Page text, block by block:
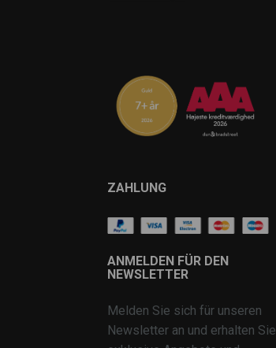
ZAHLUNG
ANMELDEN FÜR DEN
NEWSLETTER
Melden Sie sich für unseren
Newsletter an und erhalten Sie